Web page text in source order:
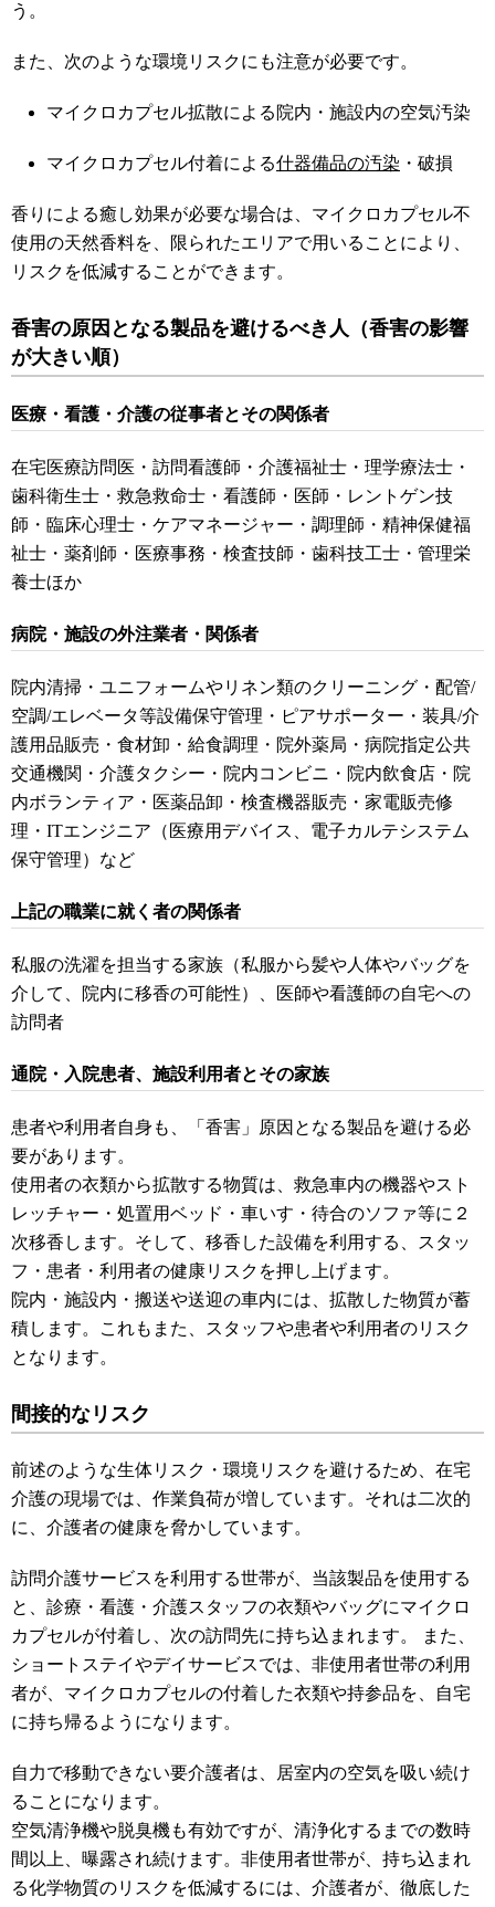
う。
また、次のような環境リスクにも注意が必要です。
マイクロカプセル拡散による院内・施設内の空気汚染
マイクロカプセル付着による什器備品の汚染 ・破損
香りによる癒し効果が必要な場合は、マイクロカプセル不
使用の天然香料を、限られたエリアで用いることにより、
リスクを低減することができます。
香害の原因となる製品を避けるべき人（香害の影響
が大きい順）
医療・看護・介護の従事者とその関係者
在宅医療訪問医・ 訪問看護師・介護福祉士・理学療法士・
歯科衛生士・救急救命士・看護師・医師・レントゲン技
師・臨床心理士・ケアマネージャー・調理師・精神保健福
祉士・薬剤師・医療事務・検査技師・歯科技工士・管理栄
養士ほか
病院・施設の外注業者・関係者
院内清掃・ユニフォームやリネン類のクリーニング・配管/
空調/エレベータ等設備保守管理・ピアサポーター・装具/介
護用品販売・食材卸・給食調理・院外薬局・病院指定公共
交通機関・介護タクシー・院内コンビニ・院内飲食店・院
内ボランティア・医薬品卸・検査機器販売・家電販売修
理・ITエンジニア（医療用デバイス、電子カルテシステム
保守管理）など
上記の職業に就く者の関係者
私服の洗濯を担当する家族（私服から髪や人体やバッグを
介して、院内に移香の可能性）、医師や看護師の自宅への
訪問者
通院・入院患者、施設利用者とその家族
患者や利用者自身も、「香害」原因となる製品を避ける必
要があります。
使用者の衣類から拡散する物質は、救急車内の機器やスト
レッチャー・処置用ベッド・車いす・待合のソファ等に２
次移香します。そして、移香した設備を利用する、スタッ
フ・患者・利用者の健康リスクを押し上げます。
院内・施設内・搬送や送迎の車内には、拡散した物質が蓄
積します。これもまた、スタッフや患者や利用者のリスク
となります。
間接的なリスク
前述のような生体リスク・環境リスクを避けるため、在宅
介護の現場では、作業負荷が増しています。それは二次的
に、介護者の健康を脅かしています。
訪問介護サービスを利用する世帯が、当該製品を使用する
と、診療・看護・介護スタッフの衣類やバッグにマイクロ
カプセルが付着し、次の訪問先に持ち込まれます。 また、
ショートステイやデイサービスでは、非使用者世帯の利用
者が、マイクロカプセルの付着した衣類や持参品を、自宅
に持ち帰るようになります。
自力で移動できない要介護者は、居室内の空気を吸い続け
ることになります。
空気清浄機や脱臭機も有効ですが、清浄化するまでの数時
間以上、曝露され続けます。非使用者世帯が、持ち込まれ
る化学物質のリスクを低減するには、介護者が、徹底した